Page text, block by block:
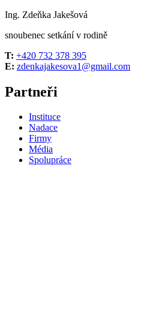
Ing. Zdeňka Jakešová
snoubenec setkání v rodině
T: +420 732 378 395
E: zdenkajakesova1@gmail.com
Partneři
Instituce
Nadace
Firmy
Média
Spolupráce